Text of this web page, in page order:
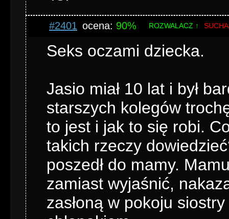
#2401 ocena: 90% ROZWALACZ ↑
Seks oczami dziecka.
Jasio miał 10 lat i był
starszych kolegów
to jest i jak to się robi.
takich rzeczy
poszedł do mamy.
zamiast wyjaśnić,
zasłoną w pokoju